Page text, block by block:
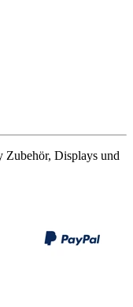
Zubehör, Displays und